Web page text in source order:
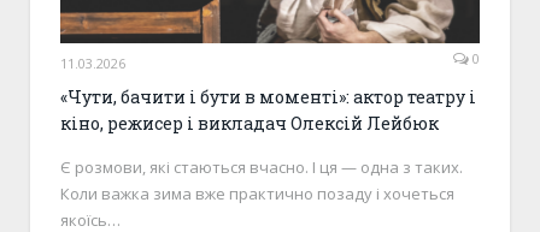
11.03.2026 0
«Чути, бачити і бути в моменті»: актор театру і
кіно, режисер і викладач Олексій Лейбюк
Є розмови, які стаються вчасно. І ця — одна з таких.
Коли важка зима вже практично позаду і хочеться
якоїсь…